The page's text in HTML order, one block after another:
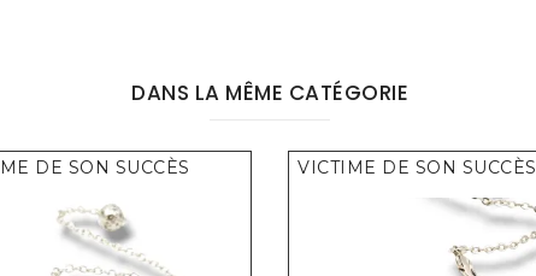
DANS LA MÊME CATÉGORIE
DE SON SUCCÈS VICTIME DE SON SUCCÈS